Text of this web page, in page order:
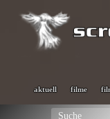
aktuell filme